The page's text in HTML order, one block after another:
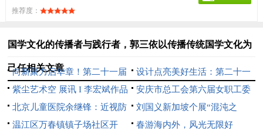
推荐度：
国学文化的传播者与践行者，郭三依以传播传统国学文化为
己任相关文章
向新聚力启华章！第二十一届
文博会中芬设计园分会场开幕
设计点亮美好生活：第二十一
届文博会中芬设计园分会场即将
开幕
紫尘艺术空 展讯 I 李宏斌作品
展【游心造境】
安庆市总工会第六届女职工委
员会 第一次全体会议在望江县
召开
北京儿童医院余继锋：近视防
控不是选择题，而是必答题
刘国义新加坡个展“混沌之
上”开幕：用超现实语言重构东
温江区万春镇镇子场社区开
春游海内外，风光无限好